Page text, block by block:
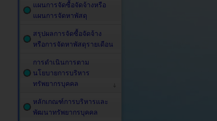
แผนการจัดซื้อจัดจ้างหรือ
แผนการจัดหาพัสดุ
สรุปผลการจัดซื้อจัดจ้าง
หรือการจัดหาพัสดุรายเดือน
การดำเนินการตาม
นโยบายการบริหาร
ทรัพยากรบุคคล
หลักเกณฑ์การบริหารและ
พัฒนาทรัพยากรบุคคล